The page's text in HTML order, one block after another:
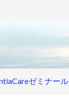
ゼミナール